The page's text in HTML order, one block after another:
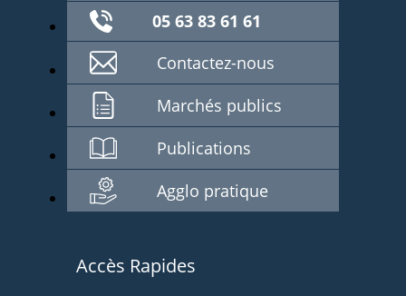
05 63 83 61 61
Contactez-nous
Marchés publics
Publications
Agglo pratique
Accès Rapides